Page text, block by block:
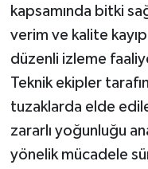
kapsamında bitki
verim ve kalite
düzenli izleme
Teknik ekipler
tuzaklarda elde
zararlı yoğunluğu
yönelik mücadele